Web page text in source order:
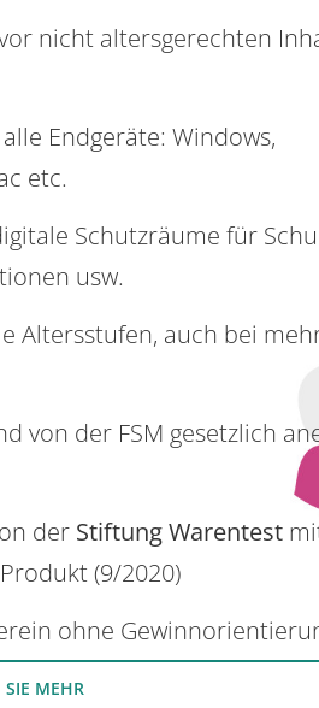
nicht altersgerechten
Endgeräte: Windows,
etc.
Schutzräume für
usw.
Altersstufen, auch bei
von der FSM gesetzlich
der Stiftung Warentest
(9/2020)
ohne
SIE MEHR